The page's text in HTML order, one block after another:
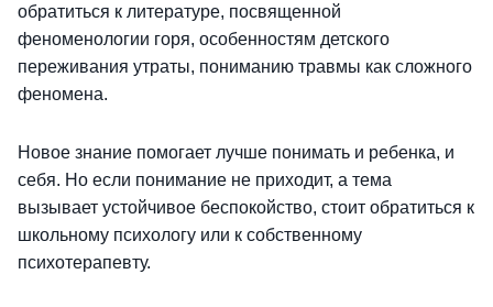
обратиться к литературе, посвященной
феноменологии горя, особенностям детского
переживания утраты, пониманию травмы как сложного
феномена.
Новое знание помогает лучше понимать и ребенка, и
себя. Но если понимание не приходит, а тема
вызывает устойчивое беспокойство, стоит обратиться к
школьному психологу или к собственному
психотерапевту.